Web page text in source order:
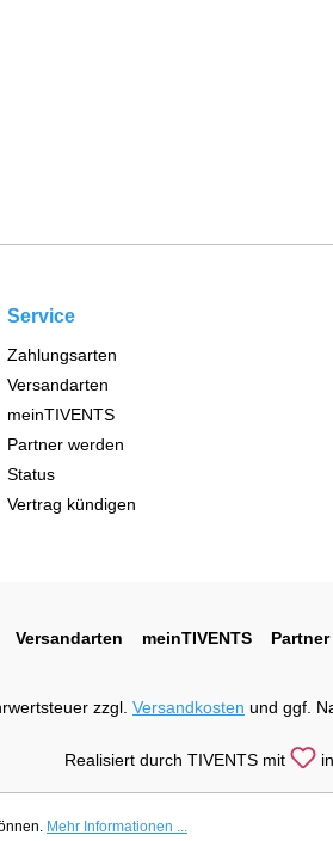
Service
Zahlungsarten
Versandarten
meinTIVENTS
Partner werden
Status
Vertrag kündigen
Versandarten meinTIVENTS
zzgl. Versandkosten und ggf.
Realisiert durch TIVENTS mit
Mehr Informationen ...